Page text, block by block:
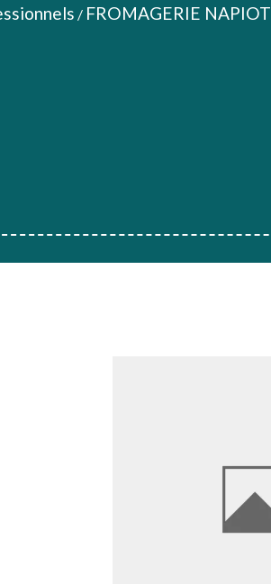
/ FROMAGERIE NAPIOT